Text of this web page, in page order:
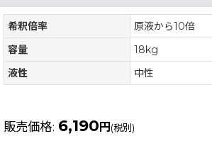
希釈倍率
原液から10倍
容量
18kg
液性
中性
販売価格: 6,190円(税別)